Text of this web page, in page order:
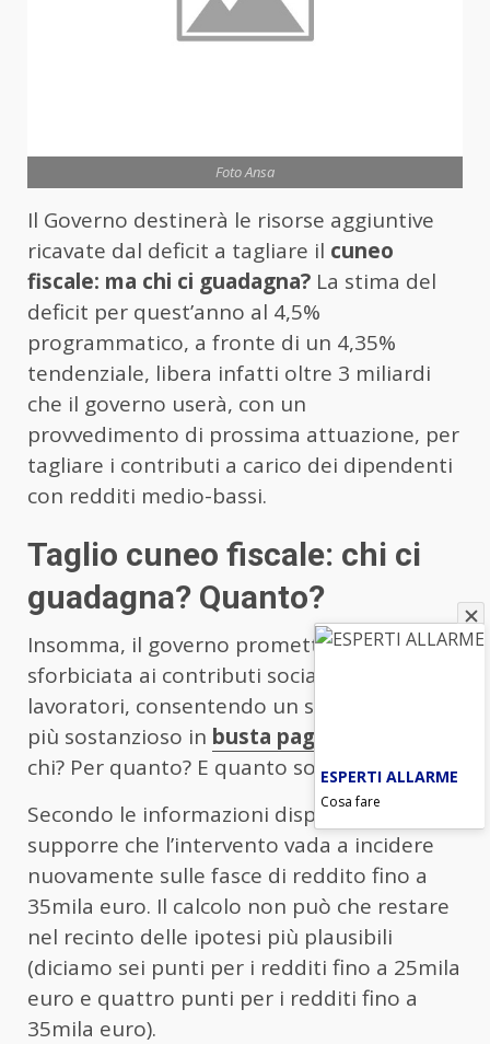
Foto Ansa
Il Governo destinerà le risorse aggiuntive
ricavate dal deficit a tagliare il cuneo
fiscale: ma chi ci guadagna? La stima del
deficit per quest’anno al 4,5%
programmatico, a fronte di un 4,35%
tendenziale, libera infatti oltre 3 miliardi
che il governo userà, con un
provvedimento di prossima attuazione, per
tagliare i contributi a carico dei dipendenti
con redditi medio-bassi.
Taglio cuneo fiscale: chi ci
guadagna? Quanto?
Insomma, il governo promette di dare una
sforbiciata ai contributi sociali prelevati dai
lavoratori, consentendo un salario netto
più sostanzioso in busta paga
chi? Per quanto? E quanto sostanzioso?
Secondo le informazioni disponibili, è lecito
supporre che l’intervento vada a incidere
nuovamente sulle fasce di reddito fino a
35mila euro. Il calcolo non può che restare
nel recinto delle ipotesi più plausibili
(diciamo sei punti per i redditi fino a 25mila
euro e quattro punti per i redditi fino a
35mila euro).
ESPERTI ALLARME
Cosa fare